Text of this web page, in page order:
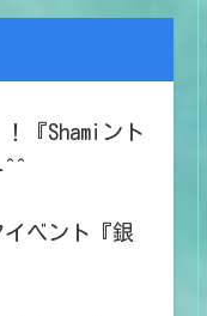
『Shamiント
イベント『銀